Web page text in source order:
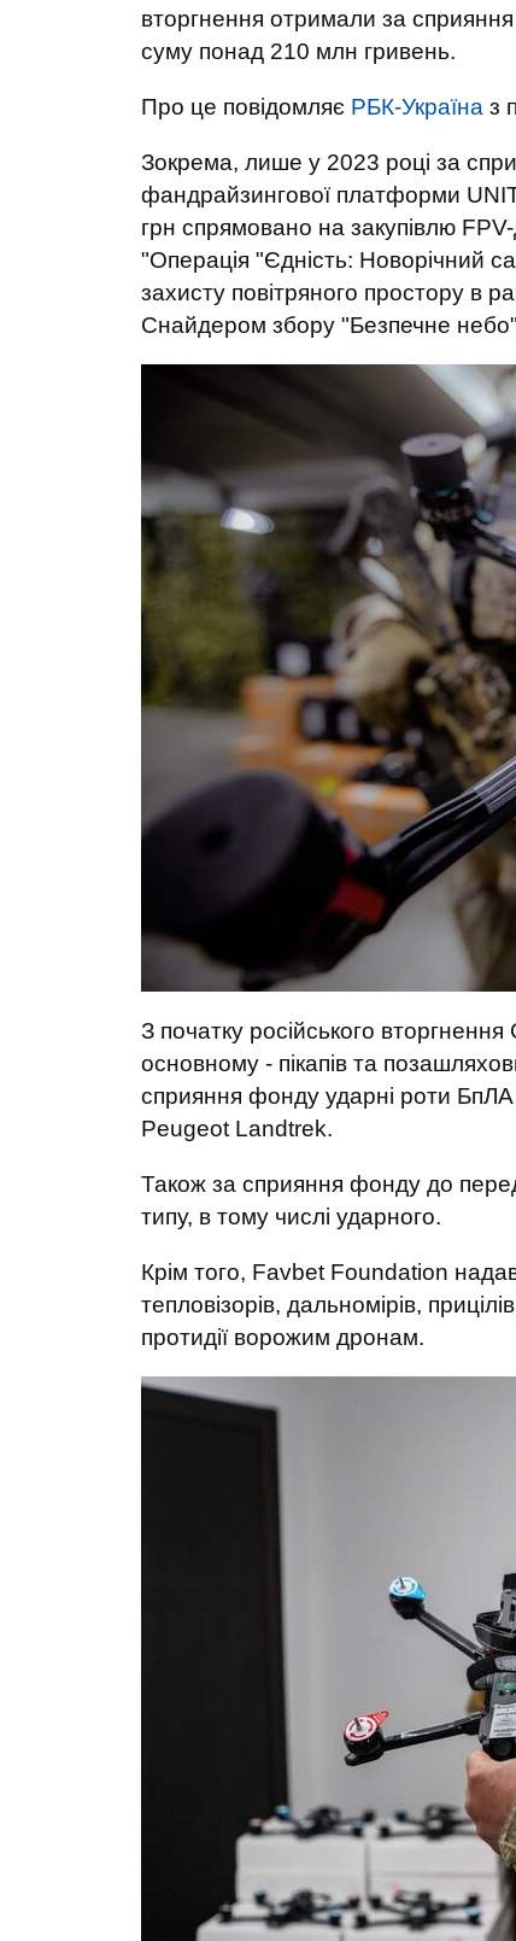
вторгнення отримали за
суму понад 210 млн гривень.
Про це повідомляє РБК-Україна з
Зокрема, лише у 2023 році за
фандрайзингової платформи
грн спрямовано на закупівлю
"Операція "Єдність: Новорічний
захисту повітряного простору в
Снайдером збору "Безпечне
З початку російського
основному - пікапів та
сприяння фонду ударні роти
Peugeot Landtrek.
Також за сприяння фонду до
типу, в тому числі ударного.
Крім того, Favbet Foundation
тепловізорів, дальномірів,
протидії ворожим дронам.